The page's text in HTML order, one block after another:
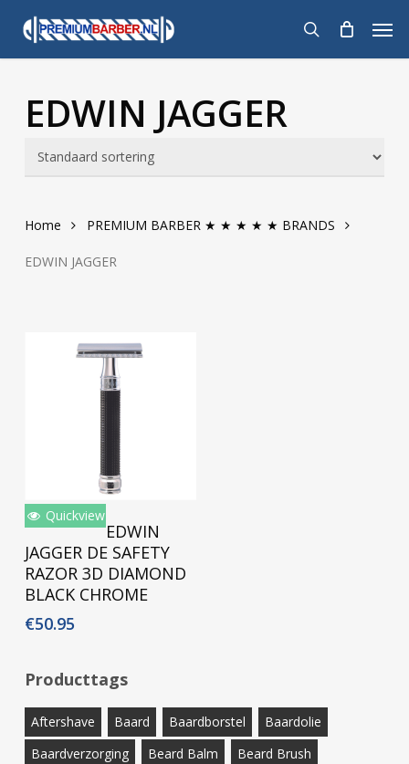
main
search
EDWIN JAGGER
Home PREMIUM BARBER ★ ★ ★ ★ ★ BRANDS
EDWIN JAGGER
Toevoegen Aan
Winkelwagen
Quickview
EDWIN
JAGGER DE SAFETY
RAZOR 3D DIAMOND
BLACK CHROME
€50.95
Producttags
Aftershave Baard Baardborstel
Baardolie
Baardverzorging
Beard Balm
Beard Brush